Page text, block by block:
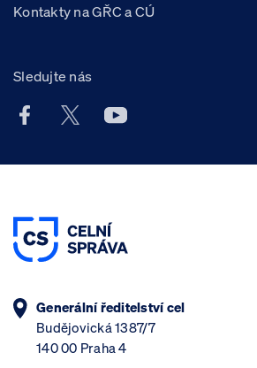
Kontakty na GŘC a CÚ
Sledujte nás
Facebook účet Celní správy ČR
X účet Celní správy ČR
Youtube účet Celní
Generální ředitelství cel
Budějovická 1387/7
140 00 Praha 4